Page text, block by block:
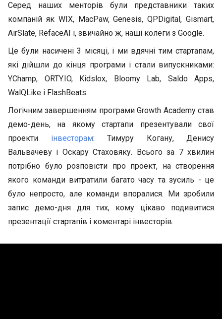
Серед наших менторів були представники таких
компаній як WIX, MacPaw, Genesis, QPDigital, Gismart,
AirSlate, RefaceAI і, звичайно ж, наші колеги з Google.
Це були насичені 3 місяці, і ми вдячні тим стартапам,
які дійшли до кінця програми і стали випускниками:
YChamp, ORTY.IO, Kidslox, Bloomy Lab, Saldo Apps,
WalQLike і FlashBeats.
Логічним завершенням програми Growth Academy став
демо-день, на якому стартапи презентували свої
проекти інвесторам: Тимуру Когану, Денису
Вальвачеву і Оскару Стаховяку. Всього за 7 хвилин
потрібно було розповісти про проект, на створення
якого команди витратили багато часу та зусиль - це
було непросто, але команди впоралися. Ми зробили
запис демо-дня для тих, кому цікаво подивитися
презентації стартапів і коментарі інвесторів.